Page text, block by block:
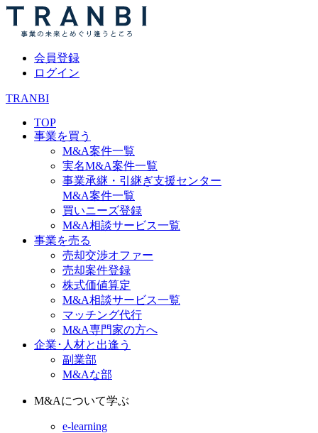
会員登録
ログイン
TRANBI
TOP
事業を買う
M&A案件一覧
実名M&A案件一覧
事業承継・引継ぎ支援センター
M&A案件一覧
買いニーズ登録
M&A相談サービス一覧
事業を売る
売却交渉オファー
売却案件登録
株式価値算定
M&A相談サービス一覧
マッチング代行
M&A専門家の方へ
企業･人材と出逢う
副業部
M&Aな部
M&Aについて学ぶ
e-learning